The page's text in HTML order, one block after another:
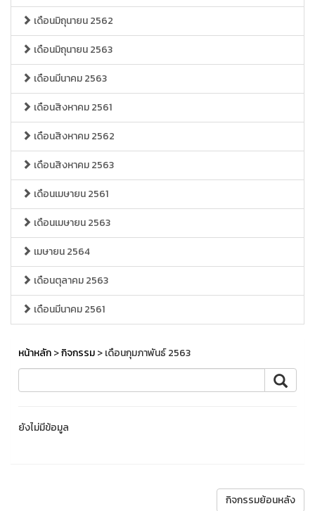
เดือนมิถุนายน 2562
เดือนมิถุนายน 2563
เดือนมีนาคม 2563
เดือนสิงหาคม 2561
เดือนสิงหาคม 2562
เดือนสิงหาคม 2563
เดือนเมษายน 2561
เดือนเมษายน 2563
เมษายน 2564
เดือนตุลาคม 2563
เดือนมีนาคม 2561
หน้าหลัก>กิจกรรม> เดือนกุมภาพันธ์ 2563
ยังไม่มีข้อมูล
กิจกรรมย้อนหลัง